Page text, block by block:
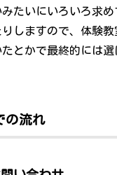
たいにいろいろ求め
しますので、体験
とかで最終的には
の流れ